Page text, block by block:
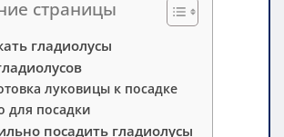
страницы
гладиолусы
луковицы к посадке
для посадки
посадить гладиолусы